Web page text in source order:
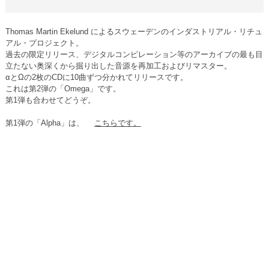
Thomas Martin Ekelund によるスウェーデンのインダストリアル・リチュ
アル・プロジェクト。
過去の限定リリース、デジタルコンピレーション等のアーカイブの最も目
立たない奥深くから掘り出した音源を再加工およびリマスター。
αとΩの2枚のCDに10曲ずつ分かれてリリースです。
これは第2弾の「Omega」です。
第1弾も合わせてどうぞ。
第1弾の「Alpha」は、 こちらです。